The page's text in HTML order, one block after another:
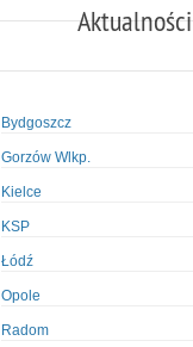
Aktualności
Bydgoszcz
Gorzów Wlkp.
Kielce
KSP
Łódź
Opole
Radom